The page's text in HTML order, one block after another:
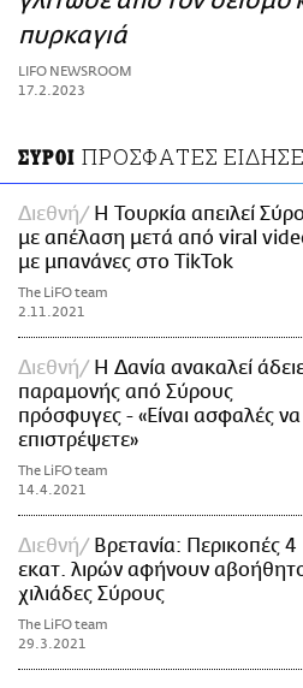
ΑΜΠΑ
PRINT
πυρκαγιά
LIFO NEWSROOM
17.2.2023
ΣΥΡΟΙ ΠΡΟΣΦΑΤΕΣ
Διεθνή
H Τουρκία απειλεί
με απέλαση μετά από viral
με μπανάνες στο TikTok
The LiFO team
2.11.2021
Διεθνή
Η Δανία ανακαλεί
παραμονής από Σύρους
πρόσφυγες - «Είναι ασφαλές να
επιστρέψετε»
The LiFO team
14.4.2021
Διεθνή
Βρετανία: Περικοπές 4
εκατ. λιρών αφήνουν
χιλιάδες Σύρους
The LiFO team
29.3.2021